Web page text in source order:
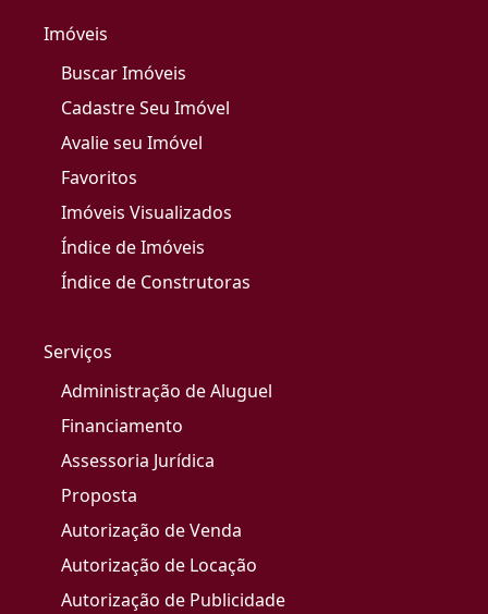
Imóveis
Buscar Imóveis
Cadastre Seu Imóvel
Avalie seu Imóvel
Favoritos
Imóveis Visualizados
Índice de Imóveis
Índice de Construtoras
Serviços
Administração de Aluguel
Financiamento
Assessoria Jurídica
Proposta
Autorização de Venda
Autorização de Locação
Autorização de Publicidade